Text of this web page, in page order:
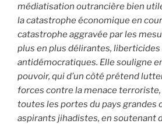
médiatisation outrancière bien
la catastrophe économique en
catastrophe aggravée par les
plus en plus délirantes,
antidémocratiques. Elle souligne
pouvoir, qui d’un côté prétend
forces contre la menace terroriste,
toutes les portes du pays grandes
aspirants jihadistes, en soutenant